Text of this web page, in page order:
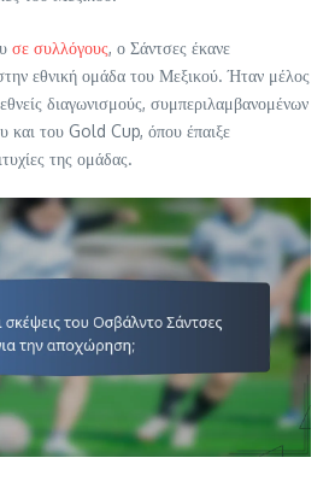
σε συλλόγους, ο Σάντσες έκανε
εθνική ομάδα του Μεξικού. Ήταν μέλος
διαγωνισμούς, συμπεριλαμβανομένων
και του Gold Cup, όπου έπαιξε
της ομάδας.